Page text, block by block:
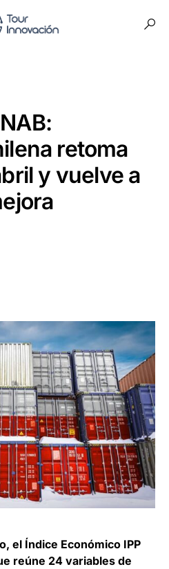
retoma
y vuelve a
el Índice Económico IPP
reúne 24 variables de